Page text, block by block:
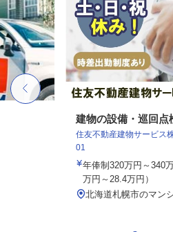
建物の設備・巡回点
住友不動産建物サービス
01
年俸制320万円～340
万円～28.4万円）
北海道札幌市のマン